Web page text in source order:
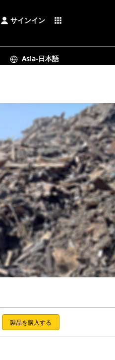
サインイン apps
Asia-日本語
製品を購入する